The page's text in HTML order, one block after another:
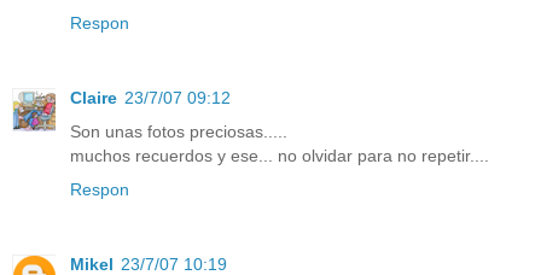
Respon
Claire 23/7/07 09:12
Son unas fotos preciosas.....
muchos recuerdos y ese... no olvidar para no repetir....
Respon
Mikel 23/7/07 10:19